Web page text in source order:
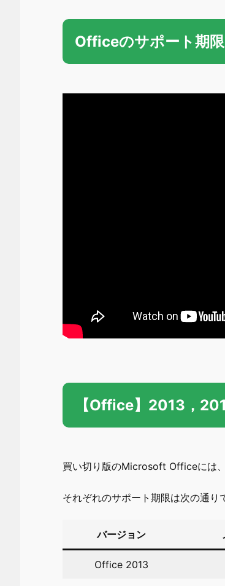
Officeのサポート期
【Office】2013，
買い切り版のMicrosoft Officeには
それぞれのサポート期限は次の通り
バージョン
Office 2013